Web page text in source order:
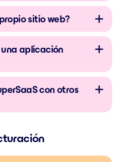
sitio web?
una aplicación
con otros